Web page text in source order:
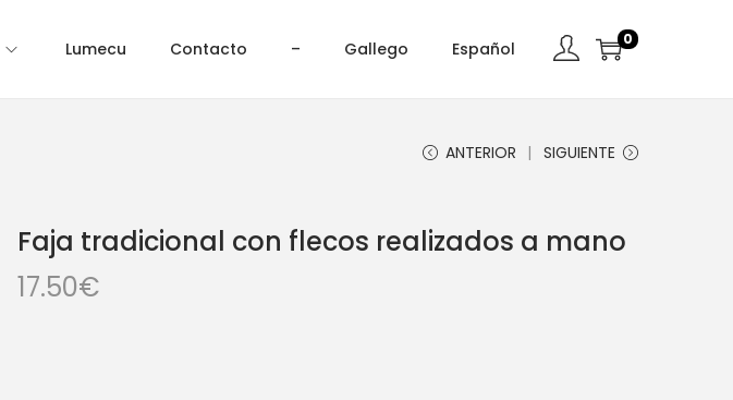
Lumecu Contacto – Gallego Español 0
ANTERIOR SIGUIENTE
Faja tradicional con flecos realizados a mano
17.50€